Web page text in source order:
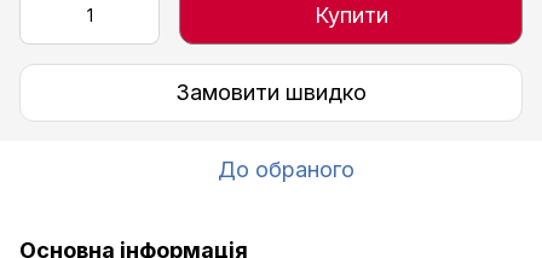
Купити
Замовити швидко
До обраного
Основна інформація